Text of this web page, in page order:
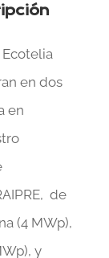
en dos
en
de
(4 MWp),
y